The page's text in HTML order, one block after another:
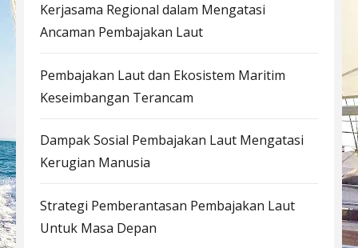
Kerjasama Regional dalam Mengatasi
Ancaman Pembajakan Laut
Pembajakan Laut dan Ekosistem Maritim
Keseimbangan Terancam
Dampak Sosial Pembajakan Laut Mengatasi
Kerugian Manusia
Strategi Pemberantasan Pembajakan Laut
Untuk Masa Depan